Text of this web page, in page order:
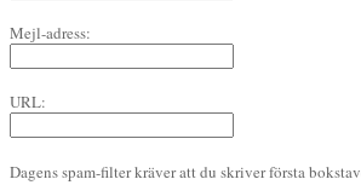
Mejl-adress:
URL:
Dagens spam-filter kräver att du skriver första